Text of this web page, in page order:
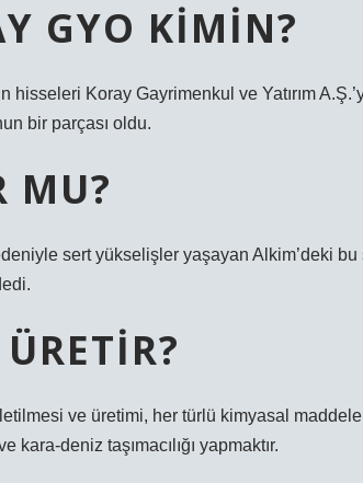
GYO KIMIN?
hisseleri Koray Gayrimenkul ve Yatırım
bir parçası oldu.
MU?
sert yükselişler yaşayan Alkim’deki
ve üretimi, her türlü kimyasal
deniz taşımacılığı yapmaktır.